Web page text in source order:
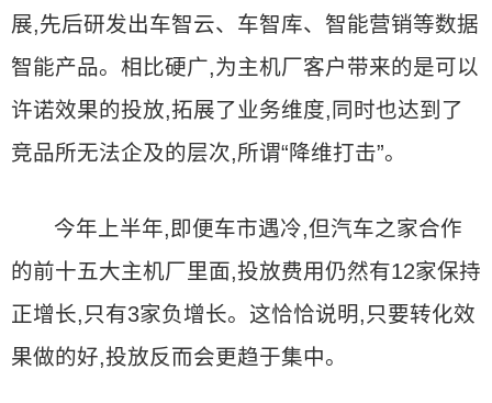
展,先后研发出车智云、车智库、智能营销等数据
智能产品。相比硬广,为主机厂客户带来的是可以
许诺效果的投放,拓展了业务维度,同时也达到了
竞品所无法企及的层次,所谓“降维打击”。
今年上半年,即便车市遇冷,但汽车之家合作
的前十五大主机厂里面,投放费用仍然有12家保持
正增长,只有3家负增长。这恰恰说明,只要转化效
果做的好,投放反而会更趋于集中。